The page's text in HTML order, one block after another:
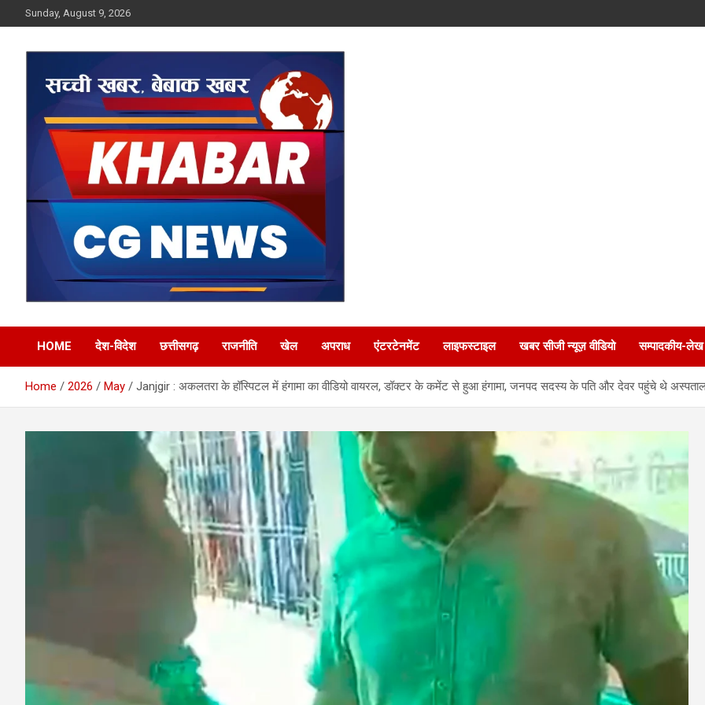
to
Sunday, August 9, 2026
Khabar CG News
HOME देश-विदेश छत्तीसगढ़ राजनीति खेल अपराध एंटरटेनमेंट लाइफस्टाइल खबर सीजी न्यूज़ वीडियो सम्पादकीय-लेख
Home 2026 May Janjgir : अकलतरा के हॉस्पिटल में हंगामा का वीडियो वायरल, डॉक्टर के कमेंट से हुआ हंगामा, जनपद सदस्य के पति और देवर पहुंचे थे